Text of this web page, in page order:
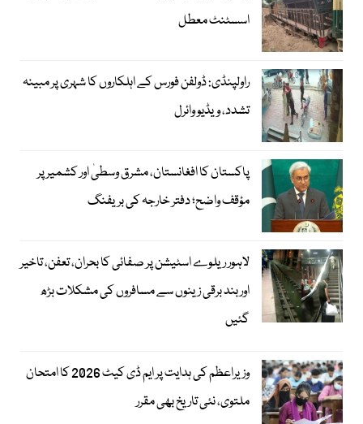
اسسٹنٹ معطل
راولپنڈی: ڈولفن فورس کے اہلکاروں کا شہری پر مبینہ
تشدد، ویڈیو وائرل
پاکستان کا افغانستان، مشرق وسطیٰ اور کشمیر پر
مؤقف واضح؛ دفتر خارجہ کی بریفنگ
لاہور ریلوے اسٹیشن پر صفائی کا بحران، تعفن، تاخیر
اور بند برقی زینوں سے مسافروں کی مشکلات بڑھ
گئیں
وزیراعظم کی ہدایت پر ایم ڈی کیٹ 2026 کا امتحان
ملتوی، نئی تاریخ بھی مقرر